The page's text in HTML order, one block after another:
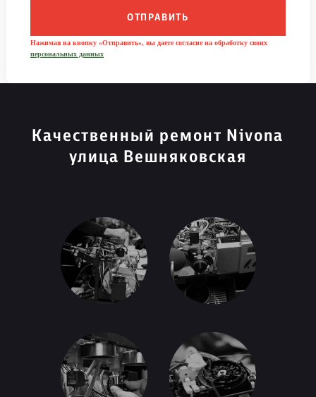
ОТПРАВИТЬ
Нажимая на кнопку «Отправить», вы даете согласие на обработку своих
персональных данных
Качественный ремонт Nivona
улица Вешняковская